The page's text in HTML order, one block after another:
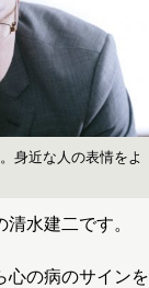
身近な人の表情をよ
水建二です。
の病のサインを